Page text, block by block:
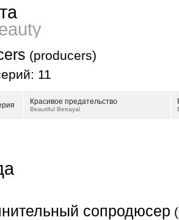
(producers)
11
Красивое предательство
Beautiful Betrayal
сопродюсер